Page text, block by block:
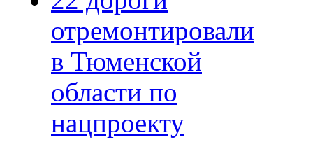
отремонтировали
в Тюменской
области по
нацпроекту